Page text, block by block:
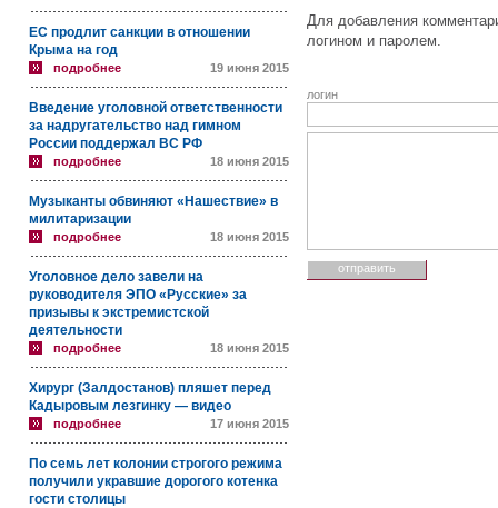
ЕС продлит санкции в отношении
Крыма на год
подробнее 19 июня 2015
Введение уголовной ответственности
за надругательство над гимном
России поддержал ВС РФ
подробнее 18 июня 2015
Музыканты обвиняют «Нашествие» в
милитаризации
подробнее 18 июня 2015
Уголовное дело завели на
руководителя ЭПО «Русские» за
призывы к экстремистской
деятельности
подробнее 18 июня 2015
Хирург (Залдостанов) пляшет перед
Кадыровым лезгинку — видео
подробнее 17 июня 2015
По семь лет колонии строгого режима
получили укравшие дорогого котенка
гости столицы
Для добавления
логином и паролем.
логин